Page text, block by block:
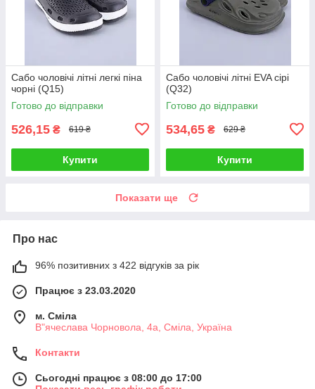
Сабо чоловічі літні легкі піна
чорні (Q15)
Готово до відправки
526,15 ₴ 619 ₴
Купити
Сабо чоловічі літні EVA сірі
(Q32)
Готово до відправки
534,65 ₴ 629 ₴
Купити
Показати ще
Про нас
96% позитивних з 422 відгуків за рік
Працює з 23.03.2020
м. Сміла
В"ячеслава Чорновола, 4а, Сміла, Україна
Контакти
Сьогодні працює з 08:00 до 17:00